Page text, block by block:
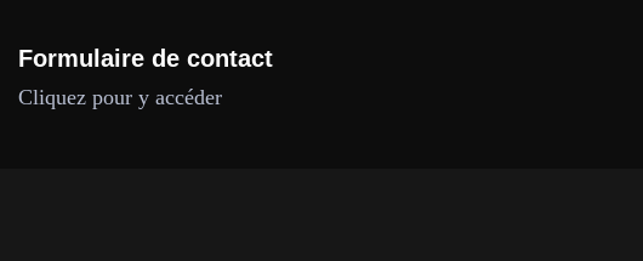
Formulaire de contact
Cliquez pour y accéder